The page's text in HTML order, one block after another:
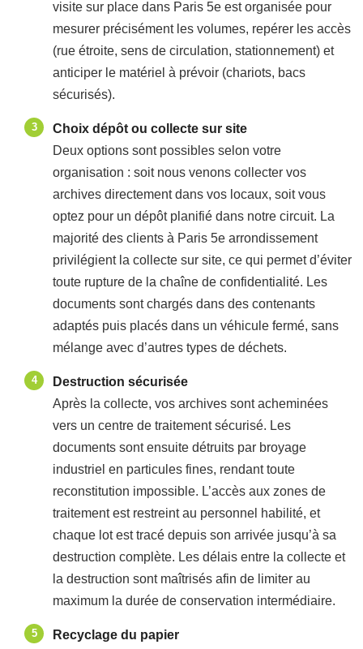
visite sur place dans Paris 5e est organisée pour
mesurer précisément les volumes, repérer les accès
(rue étroite, sens de circulation, stationnement) et
anticiper le matériel à prévoir (chariots, bacs
sécurisés).
Choix dépôt ou collecte sur site
Deux options sont possibles selon votre
organisation : soit nous venons collecter vos
archives directement dans vos locaux, soit vous
optez pour un dépôt planifié dans notre circuit. La
majorité des clients à Paris 5e arrondissement
privilégient la collecte sur site, ce qui permet d’éviter
toute rupture de la chaîne de confidentialité. Les
documents sont chargés dans des contenants
adaptés puis placés dans un véhicule fermé, sans
mélange avec d’autres types de déchets.
Destruction sécurisée
Après la collecte, vos archives sont acheminées
vers un centre de traitement sécurisé. Les
documents sont ensuite détruits par broyage
industriel en particules fines, rendant toute
reconstitution impossible. L’accès aux zones de
traitement est restreint au personnel habilité, et
chaque lot est tracé depuis son arrivée jusqu’à sa
destruction complète. Les délais entre la collecte et
la destruction sont maîtrisés afin de limiter au
maximum la durée de conservation intermédiaire.
Recyclage du papier